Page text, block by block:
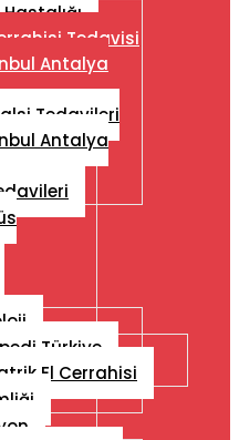
Tedavisi
Antalya
Tedavileri
Antalya
Türkiye
El Cerrahisi